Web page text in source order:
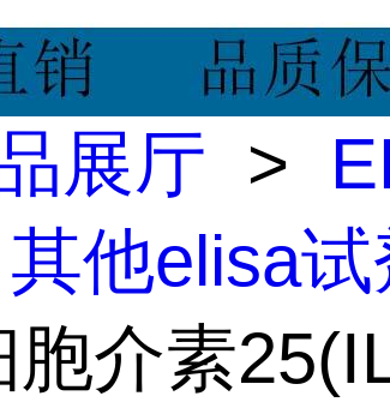
展厅 >
其他elisa
介素